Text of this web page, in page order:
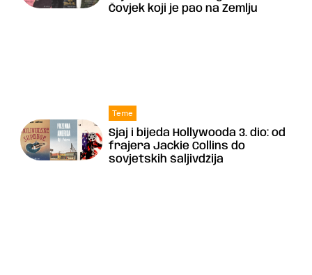
Čovjek koji je pao na Zemlju
Teme
Sjaj i bijeda Hollywooda 3. dio: od
frajera Jackie Collins do
sovjetskih šaljivdžija